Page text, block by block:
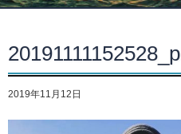
20191111152528_p
2019年11月12日